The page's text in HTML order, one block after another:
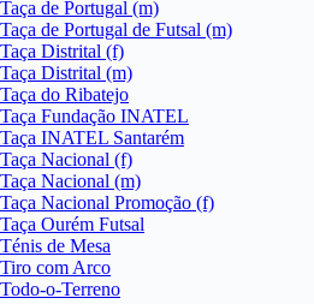
Taça de Portugal (m)
Taça de Portugal de Futsal (m)
Taça Distrital (f)
Taça Distrital (m)
Taça do Ribatejo
Taça Fundação INATEL
Taça INATEL Santarém
Taça Nacional (f)
Taça Nacional (m)
Taça Nacional Promoção (f)
Taça Ourém Futsal
Ténis de Mesa
Tiro com Arco
Todo-o-Terreno